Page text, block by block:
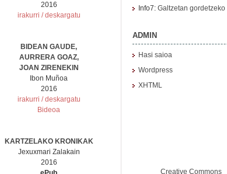
2016
irakurri / deskargatu
BIDEAN GAUDE,
AURRERA GOAZ,
JOAN ZIRENEKIN
Ibon Muñoa
2016
irakurri / deskargatu
Bideoa
KARTZELAKO KRONIKAK
Jexuxmari Zalakain
2016
Info7: Galtzetan gordetzeko
ADMIN
Hasi saioa
Wordpress
XHTML
Creative Commons